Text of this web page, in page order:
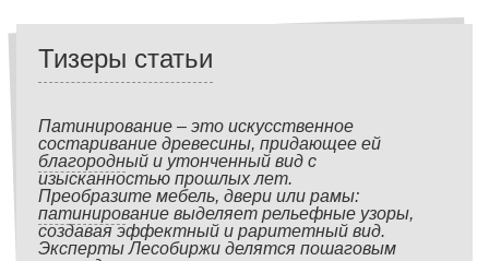
Тизеры статьи
Патинирование – это искусственное
состаривание древесины, придающее ей
благородный и утонченный вид с
изысканностью прошлых лет.
Преобразите мебель, двери или рамы:
патинирование выделяет рельефные узоры,
создавая эффектный и раритетный вид.
Эксперты Лесобиржи делятся пошаговым